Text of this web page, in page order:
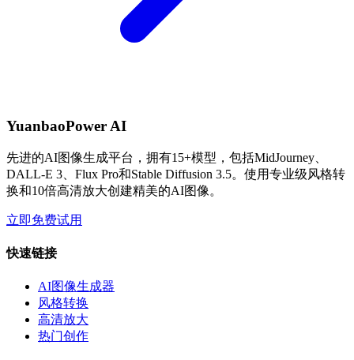
YuanbaoPower AI
先进的AI图像生成平台，拥有15+模型，包括MidJourney、
DALL-E 3、Flux Pro和Stable Diffusion 3.5。使用专业级风格转
换和10倍高清放大创建精美的AI图像。
立即免费试用
快速链接
AI图像生成器
风格转换
高清放大
热门创作